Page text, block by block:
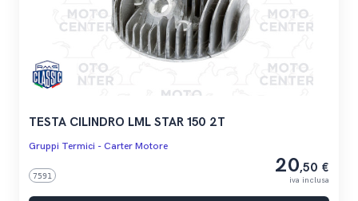
TESTA CILINDRO LML STAR 150 2T
Gruppi Termici - Carter Motore
7591 20,50 €
iva inclusa